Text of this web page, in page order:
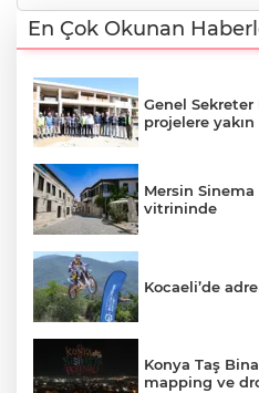
En Çok Okunan
Genel Sekreter
projelere
Mersin
vitrininde
Kocaeli’de
Konya Taş
mapping ve